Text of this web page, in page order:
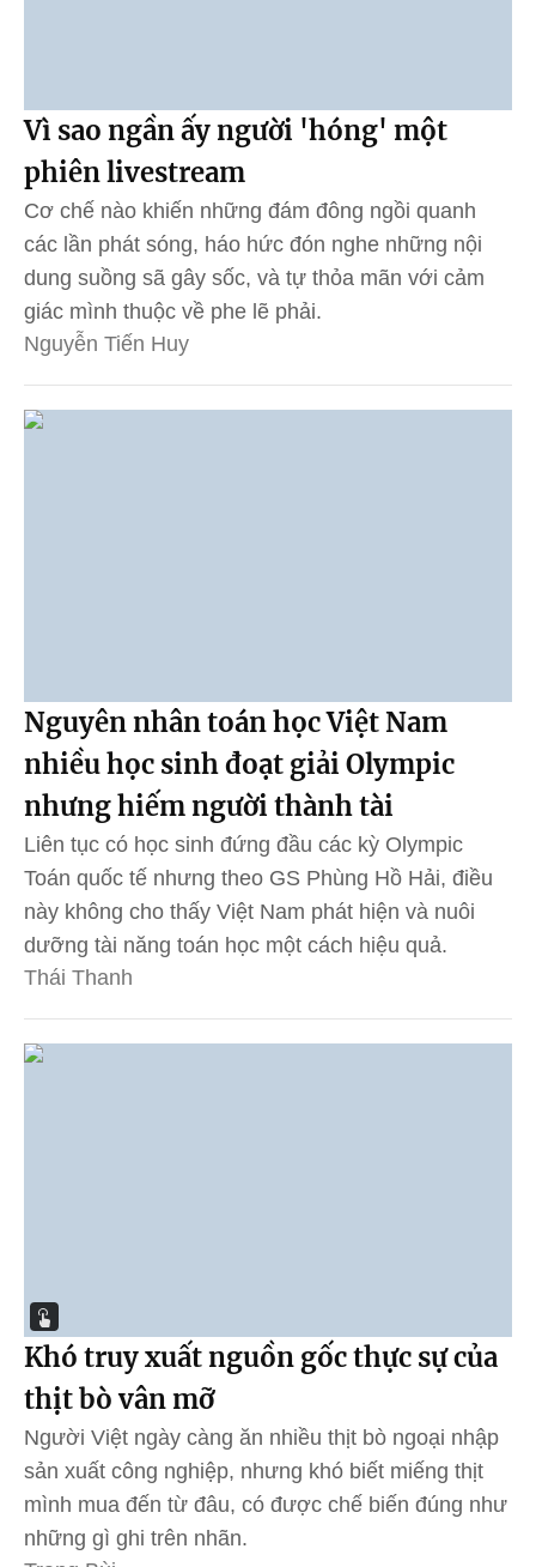
Vì sao ngần ấy người 'hóng' một
phiên livestream
Cơ chế nào khiến những đám đông ngồi quanh
các lần phát sóng, háo hức đón nghe những nội
dung suồng sã gây sốc, và tự thỏa mãn với cảm
giác mình thuộc về phe lẽ phải.
Nguyễn Tiến Huy
Nguyên nhân toán học Việt Nam
nhiều học sinh đoạt giải Olympic
nhưng hiếm người thành tài
Liên tục có học sinh đứng đầu các kỳ Olympic
Toán quốc tế nhưng theo GS Phùng Hồ Hải, điều
này không cho thấy Việt Nam phát hiện và nuôi
dưỡng tài năng toán học một cách hiệu quả.
Thái Thanh
Khó truy xuất nguồn gốc thực sự của
thịt bò vân mỡ
Người Việt ngày càng ăn nhiều thịt bò ngoại nhập
sản xuất công nghiệp, nhưng khó biết miếng thịt
mình mua đến từ đâu, có được chế biến đúng như
những gì ghi trên nhãn.